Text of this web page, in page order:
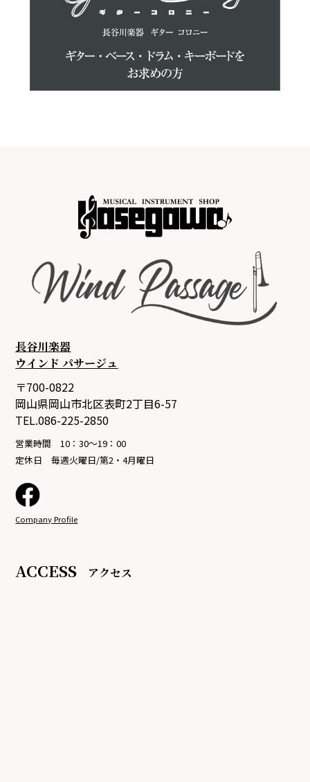
長谷川楽器
ウインド パサージュ
〒700-0822
岡山県岡山市北区表町2丁目6-57
TEL.086-225-2850
営業時間 10：30～19：00
定休日 毎週火曜日/第2・4月曜日
Company Profile
ACCESS アクセス